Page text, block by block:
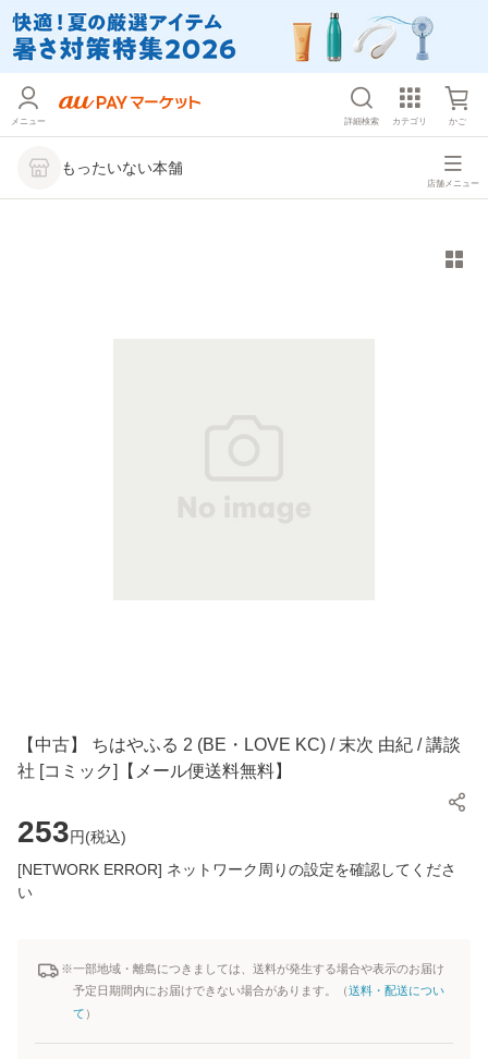
メニュー 詳細検索 カテゴリ かご
もったいない本舗
店舗メニュー
【中古】 ちはやふる 2 (BE・LOVE KC) / 末次 由紀 / 講談
社 [コミック]【メール便送料無料】
253円(税込)
[NETWORK ERROR] ネットワーク周りの設定を確認してくださ
い
※一部地域・離島につきましては、送料が発生する場合や表示のお届け
予定日期間内にお届けできない場合があります。（送料・配送につい
て ）